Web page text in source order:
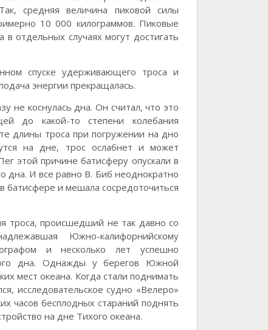
средняя величина пиковой силы
10 000 килограммов. Пиковые
отдельных случаях могут достигать
спуске удерживающего троса и
энергии прекращалась.
не коснулась дна. Он считал, что это
до какой-то степени колебания
длины троса при погружении на дно
на дне, трос ослабнет и может
этой причине батисферу опускали в
дна. И все равно В. Биб неоднократно
батисфере и мешала сосредоточиться
троса, происшедший не так давно со
Южно-калифорнийскому
и несколько лет успешно
дна. Однажды у берегов Южной
мест океана. Когда стали поднимать
исследовательское судно «Велеро»
часов бесплодных стараний поднять
на дне Тихого океана.